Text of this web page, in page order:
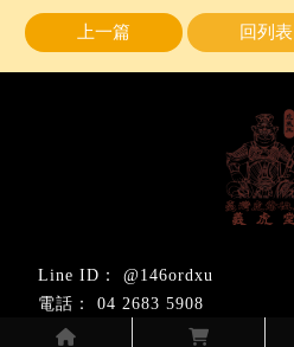
上一篇 回列表
@146ordxu
04 2683 5908
hoya.family@gmail.com